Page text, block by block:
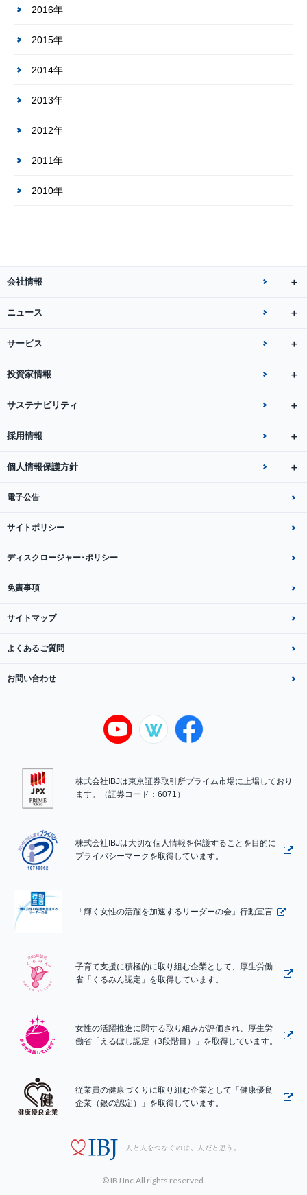
2016年
2015年
2014年
2013年
2012年
2011年
2010年
会社情報
ニュース
サービス
投資家情報
サステナビリティ
採用情報
個人情報保護方針
電子公告
サイトポリシー
ディスクロージャー･ポリシー
免責事項
サイトマップ
よくあるご質問
お問い合わせ
株式会社IBJは東京証券取引所プライム市場に上場しており
ます。（証券コード：6071）
株式会社IBJは大切な個人情報を保護することを目的に
プライバシーマークを取得しています。
「輝く女性の活躍を加速するリーダーの会」行動宣言
子育て支援に積極的に取り組む企業として、厚生労働
省「くるみん認定」を取得しています。
女性の活躍推進に関する取り組みが評価され、厚生労
働省「えるぼし認定（3段階目）」を取得しています。
従業員の健康づくりに取り組む企業として「健康優良
企業（銀の認定）」を取得しています。
© IBJ Inc.All rights reserved.